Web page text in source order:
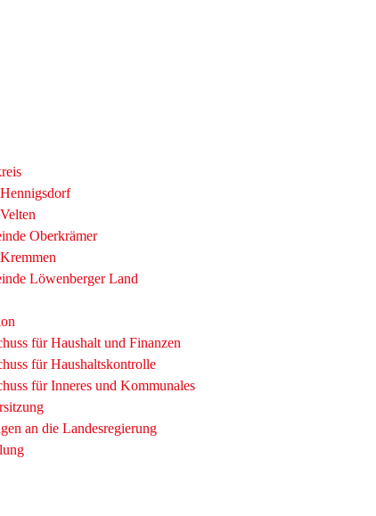
Oberkrämer
Löwenberger Land
für Haushalt und Finanzen
für Haushaltskontrolle
für Inneres und Kommunales
an die Landesregierung